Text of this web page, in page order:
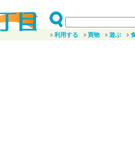
利用する 買物 遊ぶ